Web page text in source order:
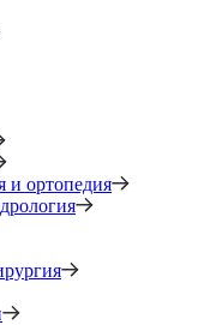
и ортопедия